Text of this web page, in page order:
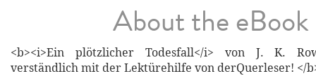
About the eBook
<b><i>Ein plötzlicher Todesfall</i> von J. K.
verständlich mit der Lektürehilfe von derQuerleser! </